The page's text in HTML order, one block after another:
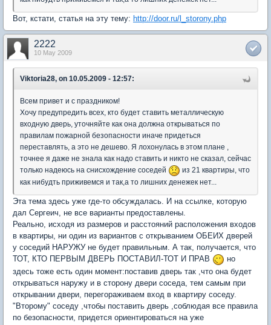
Вот, кстати, статья на эту тему: http://door.ru/l_storony.php
2222
10 May 2009
Viktoria28, on 10.05.2009 - 12:57:
Всем привет и с праздником!
Хочу предупредить всех, кто будет ставить металлическую
входную дверь, уточняйте как она должна открываться по
правилам пожарной безопасности иначе придеться
переставлять, а это не дешево. Я лохонулась в этом плане ,
точнее я даже не знала как надо ставить и никто не сказал, сейчас
только надеюсь на снисхождение соседей
из 21 квартиры, что
как нибудть приживемся и так,а то лишних денежек нет...
Эта тема здесь уже где-то обсуждалась. И на ссылке, которую
дал Сергеич, не все варианты предоставлены.
Реально, исходя из размеров и расстояний расположения входов
в квартиры, ни один из вариантов с открыванием ОБЕИХ дверей
у соседий НАРУЖУ не будет правильным. А так, получается, что
ТОТ, КТО ПЕРВЫМ ДВЕРЬ ПОСТАВИЛ-ТОТ И ПРАВ
но
здесь тоже есть один момент:поставив дверь так ,что она будет
открываться наружу и в сторону двери соседа, тем самым при
открывании двери, перегораживаем вход в квартиру соседу.
"Второму" соседу ,чтобы поставить дверь ,соблюдая все правила
по безопасности, придется ориентироваться на уже